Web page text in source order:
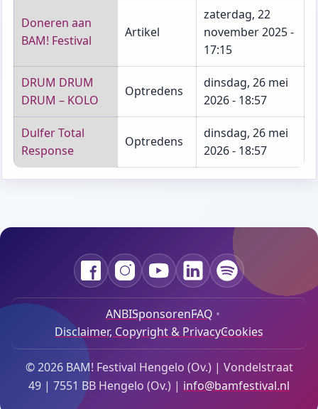
Doneren aan
BAM! Festival
Artikel
zaterdag, 22
november 2025 -
17:15
DRUM DRUM
DRUM – KOLO
Optredens
dinsdag, 26 mei
2026 - 18:57
Dulfer Total
Response
Optredens
dinsdag, 26 mei
2026 - 18:57
FacebookInstagramYouTubeLinkedInSpotify
Footer Bottom Menu
ANBISponsorenFAQ
Disclaimer, Copyright & PrivacyCookies
© 2026 BAM! Festival Hengelo (Ov.) | Vondelstraat
49 | 7551 BB Hengelo (Ov.) | info@bamfestival.nl